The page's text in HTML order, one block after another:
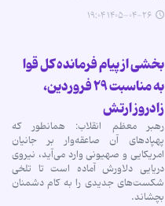
۱۴۰۵-۰۴-۲۶ ۱۹:۰۴
بخشی از پیام فرمانده کل قوا
به مناسبت ۲۹ فروردین،
زادروز ارتش
رهبر معظم انقلاب: همانطور که
پهپادهای آن صاعقه‌وار بر جانیان
امریکایی و صهیونی وارد می‌آید، نیروی
دریایی دلاورش آماده است تا تلخی
شکست‌های جدیدی را به کام دشمنان
بچشاند.